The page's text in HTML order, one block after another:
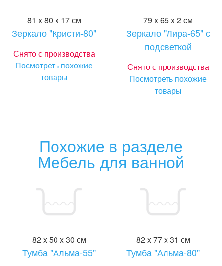
81 x 80 x 17 см
Зеркало "Кристи-80"
Снято с производства
Посмотреть похожие
товары
79 x 65 x 2 см
Зеркало "Лира-65" с
подсветкой
Снято с производства
Посмотреть похожие
товары
Похожие в разделе
Мебель для ванной
82 x 50 x 30 см
Тумба "Альма-55"
82 x 77 x 31 см
Тумба "Альма-80"